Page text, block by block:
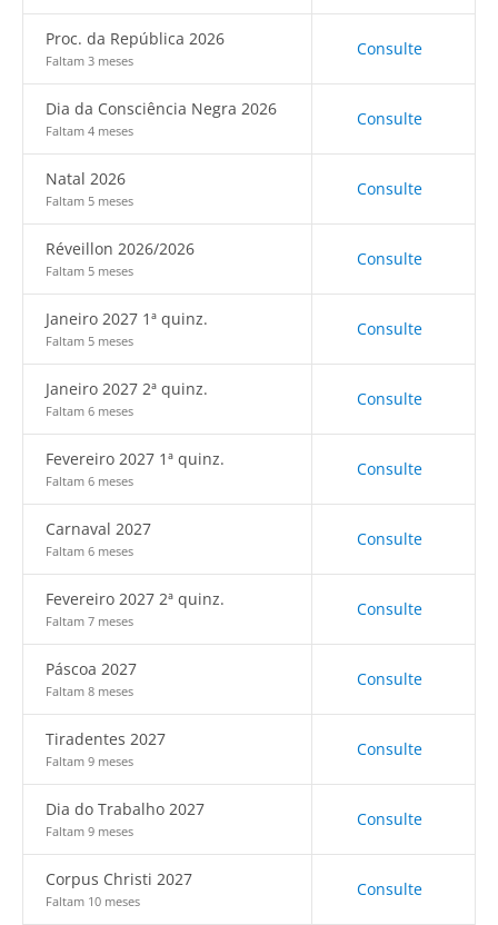
Proc. da República 2026
Faltam 3 meses
Consulte
Dia da Consciência Negra 2026
Faltam 4 meses
Consulte
Natal 2026
Faltam 5 meses
Consulte
Réveillon 2026/2026
Faltam 5 meses
Consulte
Janeiro 2027 1ª quinz.
Faltam 5 meses
Consulte
Janeiro 2027 2ª quinz.
Faltam 6 meses
Consulte
Fevereiro 2027 1ª quinz.
Faltam 6 meses
Consulte
Carnaval 2027
Faltam 6 meses
Consulte
Fevereiro 2027 2ª quinz.
Faltam 7 meses
Consulte
Páscoa 2027
Faltam 8 meses
Consulte
Tiradentes 2027
Faltam 9 meses
Consulte
Dia do Trabalho 2027
Faltam 9 meses
Consulte
Corpus Christi 2027
Faltam 10 meses
Consulte